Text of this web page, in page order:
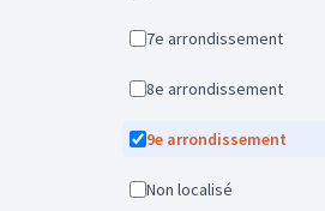
7e arrondissement
8e arrondissement
9e arrondissement
Non localisé